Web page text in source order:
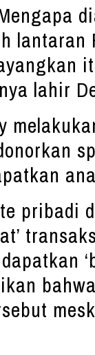
lantaran
lahir
pribadi